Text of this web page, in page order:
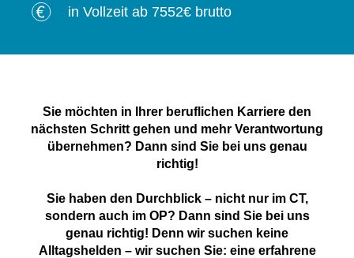
in Vollzeit ab 7552€ brutto
Sie möchten in Ihrer beruflichen Karriere den
nächsten Schritt gehen und mehr Verantwortung
übernehmen? Dann sind Sie bei uns genau
richtig!
Sie haben den Durchblick – nicht nur im CT,
sondern auch im OP? Dann sind Sie bei uns
genau richtig! Denn wir suchen keine
Alltagshelden – wir suchen Sie: eine erfahrene